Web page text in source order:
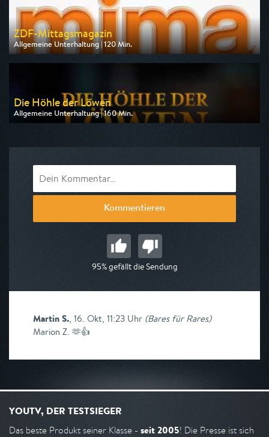
ZDF-Mittagsmagazin
Allgemeine Unterhaltung | 120 Min.
Ausgestrahlt von ZDF
am 10.08.2026, 12:00
Die Höhle der Löwen
Allgemeine Unterhaltung | 160 Min.
Ausgestrahlt von VOXup
Kommentieren
95% gefällt die Sendung
Martin S., 16. Okt, 11:23 Uhr (Bares für Rares)
Marion Z. 🫶👍
YOUTV, DER TESTSIEGER
Das beste Produkt seiner Klasse - seit 2005! Die Presse ist sich